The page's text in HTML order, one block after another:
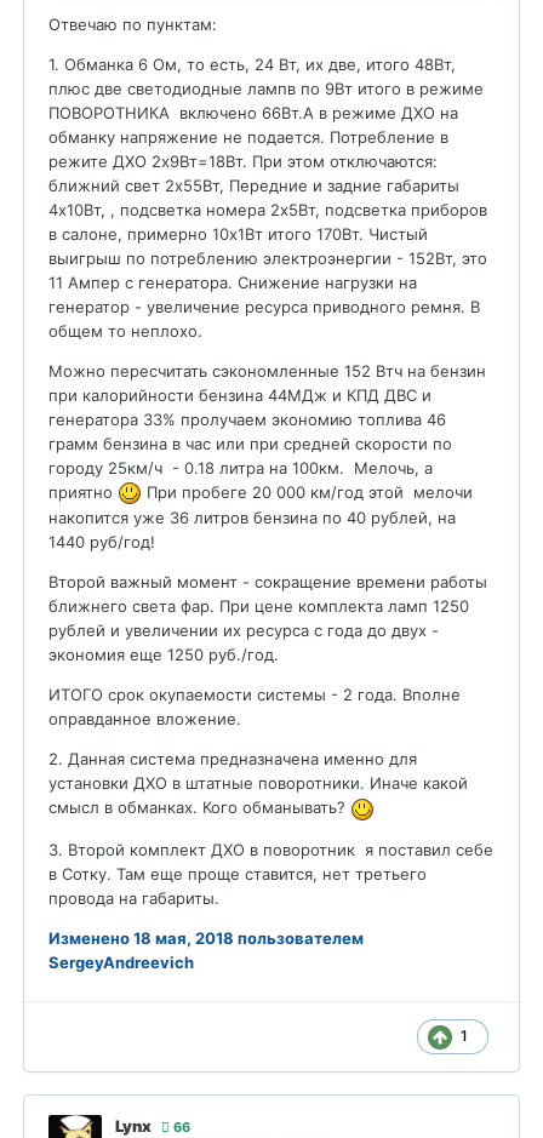
очень) ДХО и обеспечивают в них функцию
Решение довольно спорное, но некоторым
нравится... При таком использовании- обманки не
нужны.
3. Использовать их так как сделал автор- не
только на не всех, но только-лишь на не каждой
машине можно. Кроме Тагера ещё... пожалуй на
Ниве, может ещё 2-3 машинки.
Отвечаю по пунктам:
1. Обманка 6 Ом, то есть, 24 Вт, их две, итого 48Вт,
плюс две светодиодные лампв по 9Вт итого в режиме
ПОВОРОТНИКА включено 66Вт.А в режиме ДХО на
обманку напряжение не подается. Потребление в
режите ДХО 2х9Вт=18Вт. При этом отключаются:
ближний свет 2х55Вт, Передние и задние габариты
4х10Вт, , подсветка номера 2х5Вт, подсветка приборов
в салоне, примерно 10х1Вт итого 170Вт. Чистый
выигрыш по потреблению электроэнергии - 152Вт, это
11 Ампер с генератора. Снижение нагрузки на
генератор - увеличение ресурса приводного ремня. В
общем то неплохо.
Можно пересчитать сэкономленные 152 Втч на бензин
при калорийности бензина 44МДж и КПД ДВС и
генератора 33% пролучаем экономию топлива 46
грамм бензина в час или при средней скорости по
городу 25км/ч - 0.18 литра на 100км. Мелочь, а
приятно
При пробеге 20 000 км/год этой мелочи
накопится уже 36 литров бензина по 40 рублей, на
1440 руб/год!
Второй важный момент - сокращение времени работы
ближнего света фар. При цене комплекта ламп 1250
рублей и увеличении их ресурса с года до двух -
экономия еще 1250 руб./год.
ИТОГО срок окупаемости системы - 2 года. Вполне
оправданное вложение.
2. Данная система предназначена именно для
установки ДХО в штатные поворотники. Иначе какой
смысл в обманках. Кого обманывать?
3. Второй комплект ДХО в поворотник я поставил себе
в Сотку. Там еще проще ставится, нет третьего
провода на габариты.
Изменено18 мая, 2018 пользователем
SergeyAndreevich
1
Lynx 66